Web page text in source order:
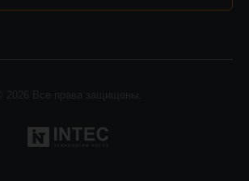
© 2026 Все права защищены.